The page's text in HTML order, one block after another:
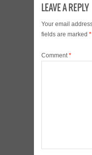
LEAVE A REPLY
Your email
fields are marked *
Comment*